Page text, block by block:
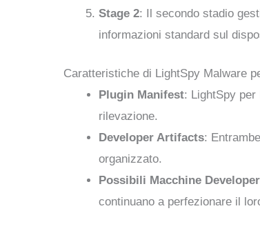
Stage 2: Il secondo stadio
informazioni standard sul
Caratteristiche di LightSpy Malware
Plugin Manifest: LightSpy
rilevazione.
Developer Artifacts:
organizzato.
Possibili Macchine Developer
continuano a perfezionare il